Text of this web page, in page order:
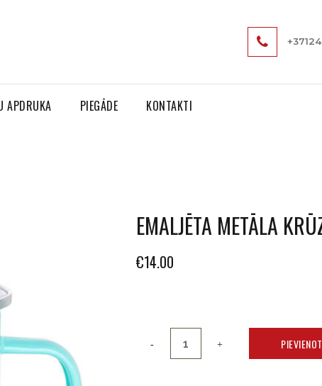
APDRUKA PIEGĀDE KONTAKTI
EMALJĒTA METĀLA
€14.00